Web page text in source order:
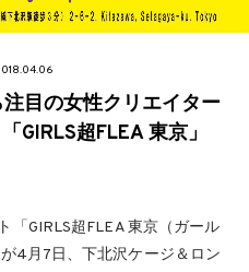
目の女性クリエイター
GIRLS超FLEA 東京」
「GIRLS超FLEA 東京（ガール
4月7日、下北沢ケージ＆ロン